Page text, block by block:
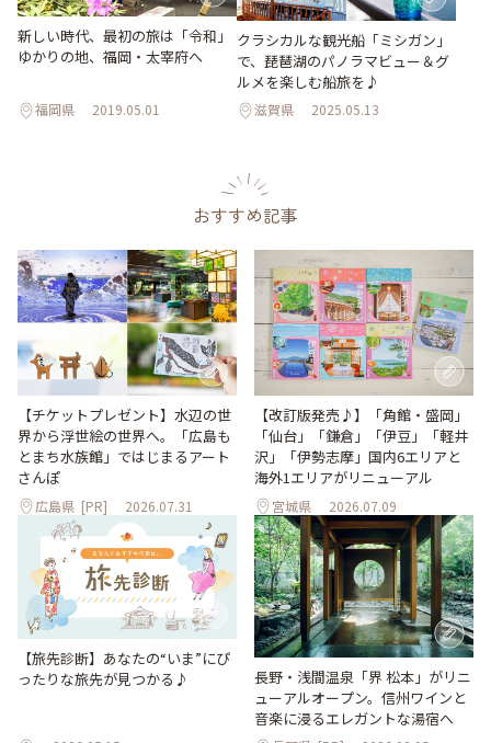
新しい時代、最初の旅は「令和」
ゆかりの地、福岡・太宰府へ
福岡県 2019.05.01
クラシカルな観光船「ミシガン」
で、琵琶湖のパノラマビュー＆グ
ルメを楽しむ船旅を♪
滋賀県 2025.05.13
おすすめ記事
【チケットプレゼント】水辺の世
界から浮世絵の世界へ。「広島も
とまち水族館」ではじまるアート
さんぽ
広島県 [PR] 2026.07.31
【改訂版発売♪】「角館・盛岡」
「仙台」「鎌倉」「伊豆」「軽井
沢」「伊勢志摩」国内6エリアと
海外1エリアがリニューアル
宮城県 2026.07.09
【旅先診断】あなたの“いま”にぴ
ったりな旅先が見つかる♪
長野・浅間温泉「界 松本」がリニ
ューアルオープン。信州ワインと
音楽に浸るエレガントな湯宿へ